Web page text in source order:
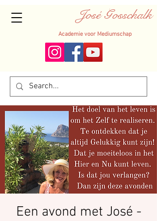
José Gosschalk
Academie voor Mediumschap
Een avond met José -